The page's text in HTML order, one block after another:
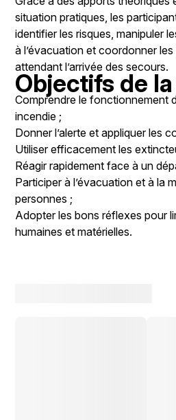
situation pratiques, les
identifier les risques, manipuler
à l’évacuation et coordonner
attendant l’arrivée des secours.
Objectifs de
Comprendre le fonctionnement
incendie ;
Donner l’alerte et appliquer les
Utiliser efficacement les
Réagir rapidement face à un
Participer à l’évacuation et à la
personnes ;
Adopter les bons réflexes pour
humaines et matérielles.